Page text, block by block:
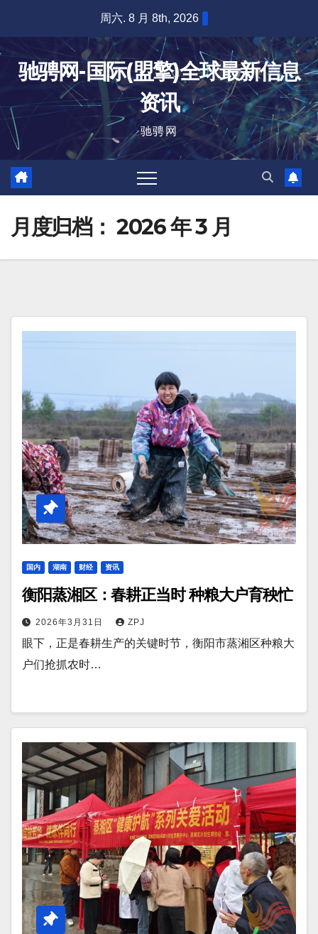
内
周六. 8 月 8th, 2026
驰骋网-国际(盟擎)全球最新信息
资讯
驰骋网
月度归档： 2026 年 3 月
国内 湖南 财经 资讯
衡阳蒸湘区：春耕正当时 种粮大户育秧忙
2026年3月31日 ZPJ
眼下，正是春耕生产的关键时节，衡阳市蒸湘区种粮大
户们抢抓农时…